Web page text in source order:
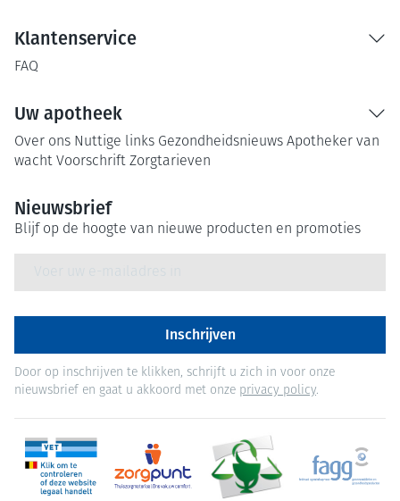
Klantenservice
FAQ
Uw apotheek
Over ons Nuttige links Gezondheidsnieuws Apotheker van
wacht Voorschrift Zorgtarieven
Nieuwsbrief
Blijf op de hoogte van nieuwe producten en promoties
Inschrijven
Door op inschrijven te klikken, schrijft u zich in voor onze
nieuwsbrief en gaat u akkoord met onze privacy policy.